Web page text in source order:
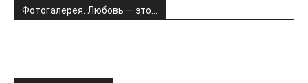
Фотогалерея. Любовь — это…